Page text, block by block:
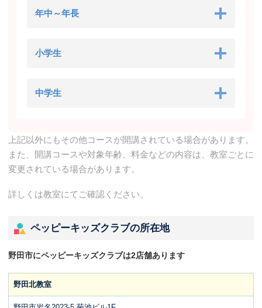
年中～年長
小学生
中学生
上記以外にもその他コースが開講されている場合があります。
また、開講コースや対象年齢、料金などの内容は、教室ごとに
変更されている場合があります。
詳しくは教室にてご確認ください。
ペッピーキッズクラブの所在地
野田市にペッピーキッズクラブは2店舗あります
野田北教室